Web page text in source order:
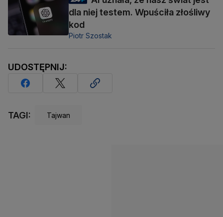
dla niej testem. Wpuściła złośliwy
kod
Piotr Szostak
UDOSTĘPNIJ:
TAGI: Tajwan